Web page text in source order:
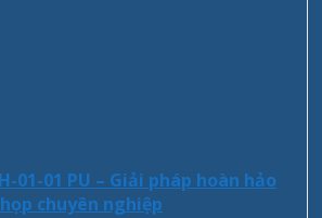
01-01 PU – Giải pháp hoàn hảo
chuyên nghiệp